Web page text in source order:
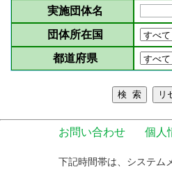
実施団体名
団体所在国
都道府県
お問い合わせ 個人
下記時間帯は、システム